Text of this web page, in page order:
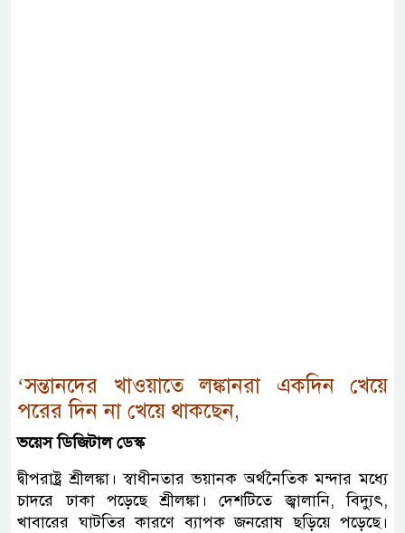
‘সন্তানদের খাওয়াতে লঙ্কানরা একদিন খেয়ে
পরের দিন না খেয়ে থাকছেন,
ভয়েস ডিজিটাল ডেস্ক
দ্বীপরাষ্ট্র শ্রীলঙ্কা। স্বাধীনতার ভয়ানক অর্থনৈতিক মন্দার মধ্যে
চাদরে ঢাকা পড়েছে শ্রীলঙ্কা। দেশটিতে জ্বালানি, বিদ্যুৎ,
খাবারের ঘাটতির কারণে ব্যাপক জনরোষ ছড়িয়ে পড়েছে।